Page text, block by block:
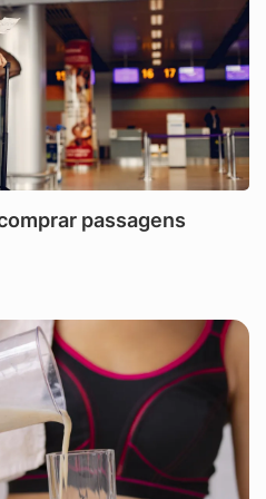
passagens